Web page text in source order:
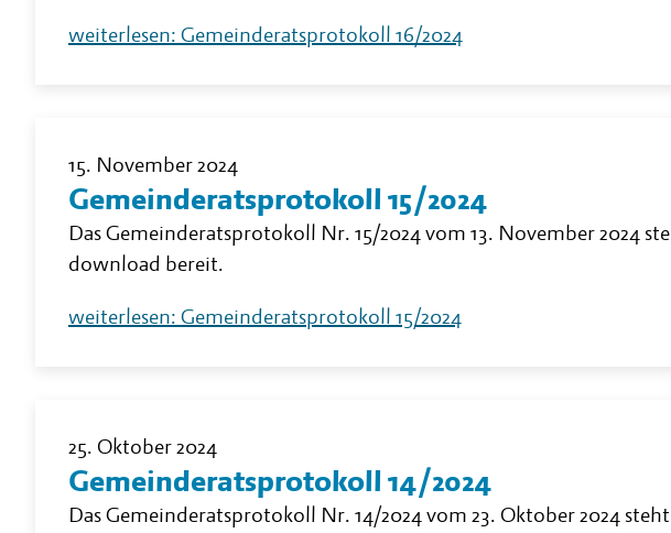
weiterlesen: Gemeinderatsprotokoll 16/2024
15. November 2024
Gemeinderatsprotokoll 15/2024
Das Gemeinderatsprotokoll Nr. 15/2024 vom 13. November 2024
download bereit.
weiterlesen: Gemeinderatsprotokoll 15/2024
25. Oktober 2024
Gemeinderatsprotokoll 14/2024
Das Gemeinderatsprotokoll Nr. 14/2024 vom 23. Oktober 2024